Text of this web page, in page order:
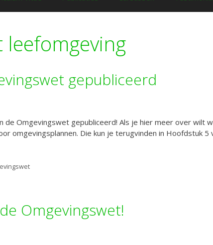
gepubliceerd
de Omgevingswet gepubliceerd! Als je hier meer over wilt
omgevingsplannen. Die kun je terugvinden in Hoofdstuk
Omgevingswet!